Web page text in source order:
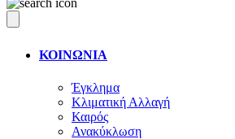
ΚΟΙΝΩΝΙΑ
Έγκλημα
Κλιματική Αλλαγή
Καιρός
Ανακύκλωση